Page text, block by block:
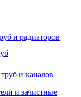
и радиаторов
и каналов
и зачистные